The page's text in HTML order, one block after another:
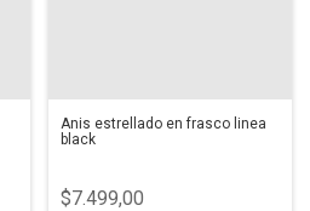
Anis estrellado en frasco linea
black
$7.499,00